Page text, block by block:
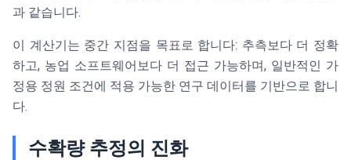
과 같습니다.
이 계산기는 중간 지점을 목표로 합니다: 추측보다 더 정확
하고, 농업 소프트웨어보다 더 접근 가능하며, 일반적인 가
정용 정원 조건에 적용 가능한 연구 데이터를 기반으로 합니
다.
수확량 추정의 진화